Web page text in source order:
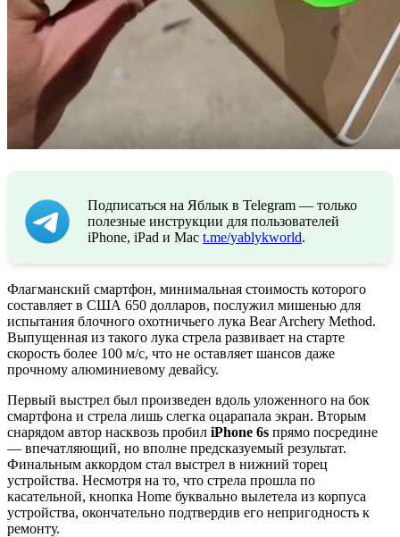
Подписаться на Яблык в Telegram — только
полезные инструкции для пользователей
iPhone, iPad и Mac t.me/yablykworld.
Флагманский смартфон, минимальная стоимость которого
составляет в США 650 долларов, послужил мишенью для
испытания блочного охотничьего лука Bear Archery Method.
Выпущенная из такого лука стрела развивает на старте
скорость более 100 м/с, что не оставляет шансов даже
прочному алюминиевому девайсу.
Первый выстрел был произведен вдоль уложенного на бок
смартфона и стрела лишь слегка оцарапала экран. Вторым
снарядом автор насквозь пробил iPhone 6s прямо посредине
— впечатляющий, но вполне предсказуемый результат.
Финальным аккордом стал выстрел в нижний торец
устройства. Несмотря на то, что стрела прошла по
касательной, кнопка Home буквально вылетела из корпуса
устройства, окончательно подтвердив его непригодность к
ремонту.